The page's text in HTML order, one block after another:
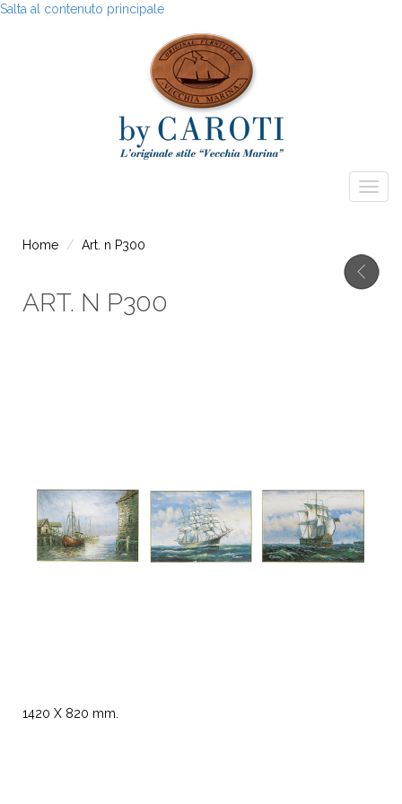
Salta al contenuto principale
Home Art. n P300
ART. N P300
1420 X 820 mm.